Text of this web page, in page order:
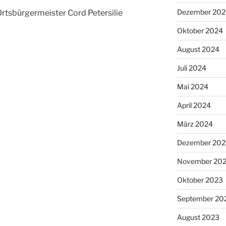
Cord Petersilie Dezember
Oktober 2024
August 2024
Juli 2024
Mai 2024
April 2024
März 2024
Dezember
November
Oktober 2023
September
August 2023